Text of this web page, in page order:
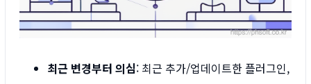
최근 변경부터 의심: 최근 추가/업데이트한 플러그인,